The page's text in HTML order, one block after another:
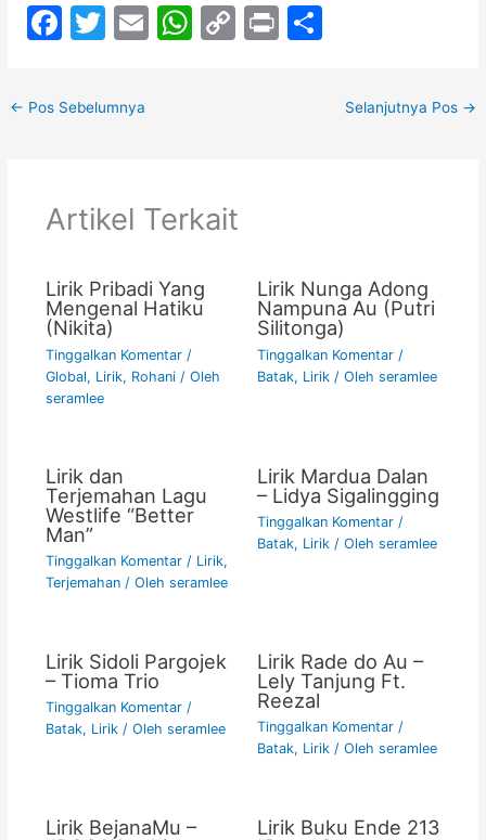
F
c
e
o
T
er
E
W
p
C
k
Pr
ar
← Pos Sebelumnya Selanjutnya Pos →
Artikel Terkait
Lirik Pribadi Yang
Mengenal Hatiku
(Nikita)
Tinggalkan Komentar /
Global, Lirik, Rohani/ Oleh
seramlee
Lirik Nunga Adong
Nampuna Au (Putri
Silitonga)
Tinggalkan Komentar /
Batak, Lirik/ Oleh seramlee
Lirik dan
Terjemahan Lagu
Westlife “Better
Man”
Tinggalkan Komentar / Lirik,
Terjemahan/ Oleh seramlee
Lirik Mardua Dalan
– Lidya Sigalingging
Tinggalkan Komentar /
Batak, Lirik/ Oleh seramlee
Lirik Sidoli Pargojek
– Tioma Trio
Tinggalkan Komentar /
Batak, Lirik/ Oleh seramlee
Lirik Rade do Au –
Lely Tanjung Ft.
Reezal
Tinggalkan Komentar /
Batak, Lirik/ Oleh seramlee
Lirik BejanaMu –
Lirik Buku Ende 213